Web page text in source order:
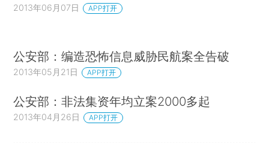
2013年06月07日 APP打开
公安部：编造恐怖信息威胁民航案全告破
2013年05月21日 APP打开
公安部：非法集资年均立案2000多起
2013年04月26日 APP打开